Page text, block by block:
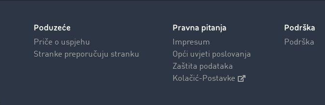
Poduzeće
Priče o uspjehu
Stranke preporučuju stranku
Pravna pitanja
Impresum
Opći uvjeti poslovanja
Zaštita podataka
Kolačić-Postavke
Podrška
Podrška